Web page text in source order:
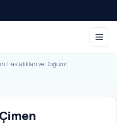
Hastalıkları ve Doğum/